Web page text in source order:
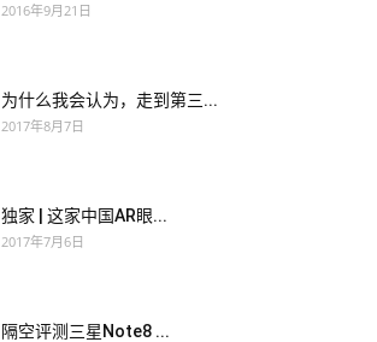
2016年9月21日
为什么我会认为，走到第三...
2017年8月7日
独家 | 这家中国AR眼...
2017年7月6日
隔空评测三星Note8 ...